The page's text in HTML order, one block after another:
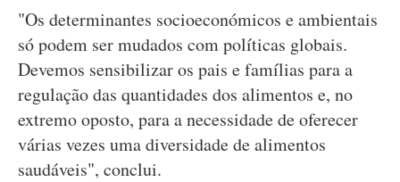
"Os determinantes socioeconómicos e ambientais
só podem ser mudados com políticas globais.
Devemos sensibilizar os pais e famílias para a
regulação das quantidades dos alimentos e, no
extremo oposto, para a necessidade de oferecer
várias vezes uma diversidade de alimentos
saudáveis", conclui.